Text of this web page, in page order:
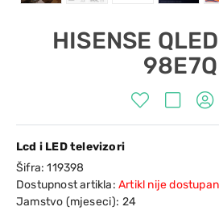
HISENSE
98E7Q
Lcd i LED televizori
Šifra:119398
Dostupnost artikla: Artikl nije dostupan
Jamstvo (mjeseci): 24